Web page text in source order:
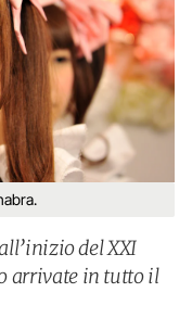
del XXI
arrivate in tutto il